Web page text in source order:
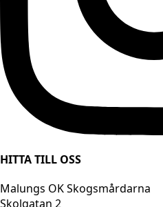
HITTA TILL OSS
Malungs OK Skogsmårdarna
Skolgatan 2